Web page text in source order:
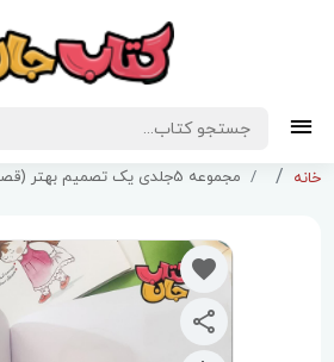
خانه مجموعه 5جلدی یک تصمیم بهتر (قصه مهارت های زندگی )